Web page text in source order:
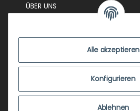
Alle akzeptieren
Konfigurieren
Ablehnen
ÜBER UNS
ZUSTANDSBEWERTUNG